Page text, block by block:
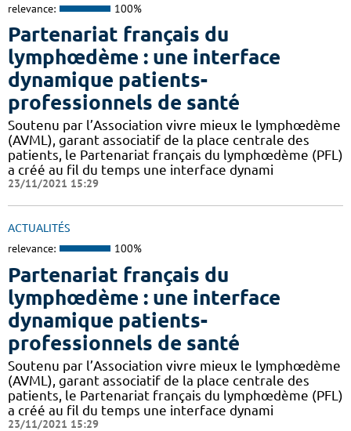
relevance: 100%
Partenariat français du
lymphœdème : une interface
dynamique patients-
professionnels de santé
Soutenu par l’Association vivre mieux le lymphœdème
(AVML), garant associatif de la place centrale des
patients, le Partenariat français du lymphœdème (PFL)
a créé au fil du temps une interface dynami
23/11/2021 15:29
ACTUALITÉS
relevance: 100%
Partenariat français du
lymphœdème : une interface
dynamique patients-
professionnels de santé
Soutenu par l’Association vivre mieux le lymphœdème
(AVML), garant associatif de la place centrale des
patients, le Partenariat français du lymphœdème (PFL)
a créé au fil du temps une interface dynami
23/11/2021 15:29